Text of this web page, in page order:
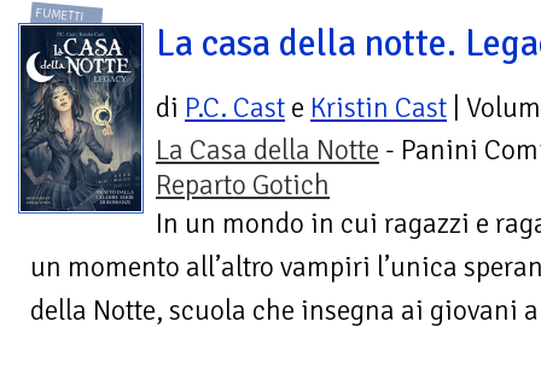
FUMETTI
La casa della notte.
di P.C. Cast e Kristin Cast |
La Casa della Notte - Panini
Reparto Gotich
In un mondo in cui ragazzi e
un momento all’altro vampiri l’unica
della Notte, scuola che insegna ai giovani